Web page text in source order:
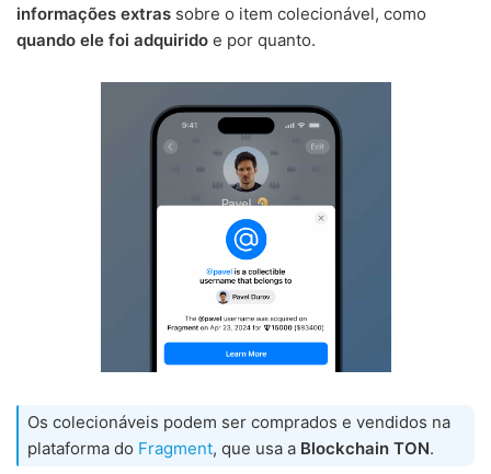
informações extras sobre o item colecionável, como
quando ele foi adquirido e por quanto.
Os colecionáveis podem ser comprados e vendidos na
plataforma do Fragment, que usa a Blockchain TON.